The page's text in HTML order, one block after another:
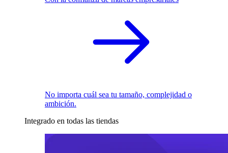
No importa cuál sea tu tamaño, complejidad o
ambición.
Integrado en todas las tiendas